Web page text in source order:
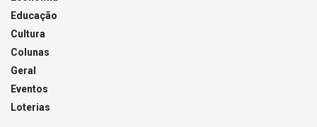
Educação
Cultura
Colunas
Geral
Eventos
Loterias